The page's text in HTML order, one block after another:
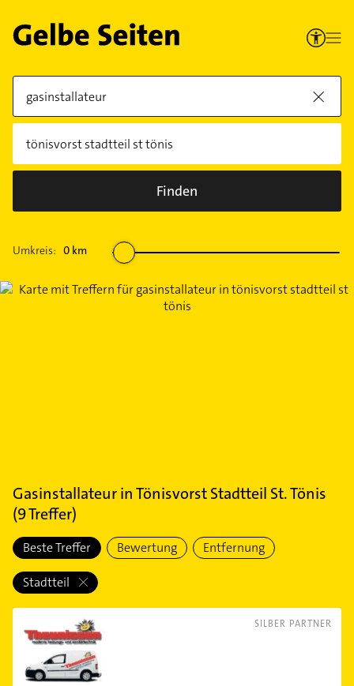
Finden
Umkreis: 0 km
GasinstallateurinTönisvorst Stadtteil St. Tönis
(9Treffer)
Beste Treffer Bewertung Entfernung
Stadtteil
SILBER PARTNER